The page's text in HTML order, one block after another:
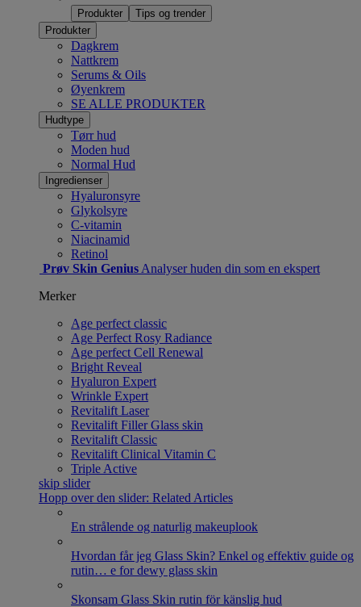
Produkter
Tips og trender
Produkter
Dagkrem
Nattkrem
Serums & Oils
Øyenkrem
SE ALLE PRODUKTER
Hudtype
Tørr hud
Moden hud
Normal Hud
Ingredienser
Hyaluronsyre
Glykolsyre
C-vitamin
Niacinamid
Retinol
Prøv Skin Genius Analyser huden din som en ekspert
Merker
Age perfect classic
Age Perfect Rosy Radiance
Age perfect Cell Renewal
Bright Reveal
Hyaluron Expert
Wrinkle Expert
Revitalift Laser
Revitalift Filler Glass skin
Revitalift Classic
Revitalift Clinical Vitamin C
Triple Active
skip slider
Hopp over den slider: Related Articles
En strålende og naturlig makeuplook
Hvordan får jeg Glass Skin? Enkel og effektiv guide og
rutin… e for dewy glass skin
Skonsam Glass Skin rutin för känslig hud